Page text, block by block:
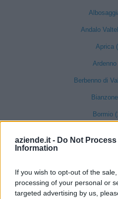
aziende.it - Do Not Process
Information
If you wish to opt-out of the
processing of your personal or
targeted advertising by us,
Andalo
Aprica
Ardenno
Berbenno di
Bormio